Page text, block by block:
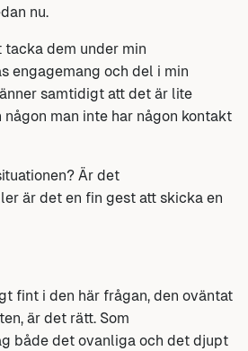
nu.
dem under min
engagemang och del i min
samtidigt att det är lite
någon man inte har någon kontakt
Är det
är det en fin gest att skicka en
fint i den här frågan, den oväntat
är det rätt. Som
både det ovanliga och det djupt